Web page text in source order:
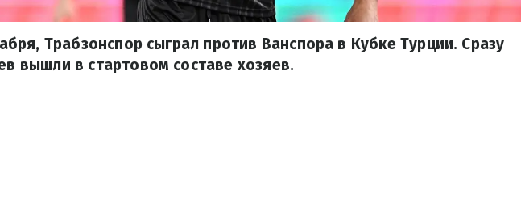
Трабзонспор сыграл против Ванспора в Кубке Турции. Сразу
вышли в стартовом составе хозяев.